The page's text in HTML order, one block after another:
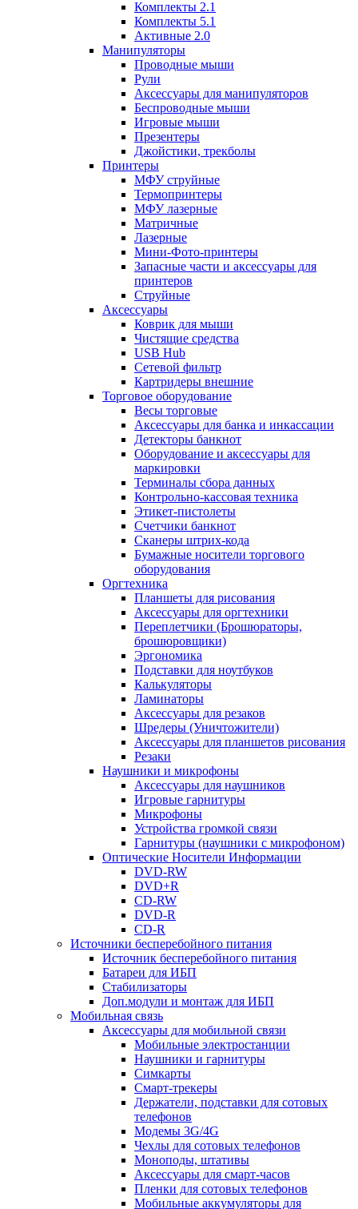
Комплекты 2.1
Комплекты 5.1
Активные 2.0
Манипуляторы
Проводные мыши
Рули
Аксессуары для манипуляторов
Беспроводные мыши
Игровые мыши
Презентеры
Джойстики, трекболы
Принтеры
МФУ струйные
Термопринтеры
МФУ лазерные
Матричные
Лазерные
Мини-Фото-принтеры
Запасные части и аксессуары для
принтеров
Струйные
Аксессуары
Коврик для мыши
Чистящие средства
USB Hub
Сетевой фильтр
Картридеры внешние
Торговое оборудование
Весы торговые
Аксессуары для банка и инкассации
Детекторы банкнот
Оборудование и аксессуары для
маркировки
Терминалы сбора данных
Контрольно-кассовая техника
Этикет-пистолеты
Счетчики банкнот
Сканеры штрих-кода
Бумажные носители торгового
оборудования
Оргтехника
Планшеты для рисования
Аксессуары для оргтехники
Переплетчики (Брошюраторы,
брошюровщики)
Эргономика
Подставки для ноутбуков
Калькуляторы
Ламинаторы
Аксессуары для резаков
Шредеры (Уничтожители)
Аксессуары для планшетов рисования
Резаки
Наушники и микрофоны
Аксессуары для наушников
Игровые гарнитуры
Микрофоны
Устройства громкой связи
Гарнитуры (наушники с микрофоном)
Оптические Носители Информации
DVD-RW
DVD+R
CD-RW
DVD-R
CD-R
Источники бесперебойного питания
Источник бесперебойного питания
Батареи для ИБП
Стабилизаторы
Доп.модули и монтаж для ИБП
Мобильная связь
Аксессуары для мобильной связи
Мобильные электростанции
Наушники и гарнитуры
Симкарты
Смарт-трекеры
Держатели, подставки для сотовых
телефонов
Модемы 3G/4G
Чехлы для сотовых телефонов
Моноподы, штативы
Аксессуары для смарт-часов
Пленки для сотовых телефонов
Мобильные аккумуляторы для